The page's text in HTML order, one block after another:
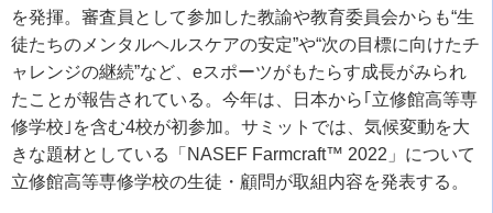
を発揮。審査員として参加した教諭や教育委員会からも“生
徒たちのメンタルヘルスケアの安定”や“次の目標に向けたチ
ャレンジの継続”など、 eスポーツがもたらす成長がみられ
たことが報告されている。今年は、日本から｢立修館高等専
修学校｣を含む4校が初参加。サミットでは、気候変動を大
きな題材としている「 NASEF Farmcraft™ 2022 」について
立修館高等専修学校の生徒・顧問が取組内容を発表する。